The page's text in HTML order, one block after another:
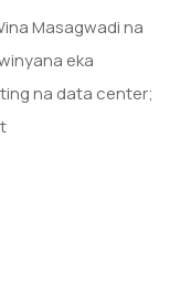
Masagwadi na
eka
na data center;